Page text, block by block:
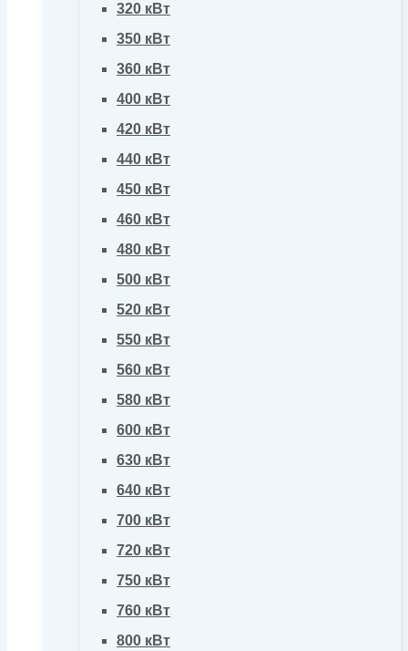
320 кВт
350 кВт
360 кВт
400 кВт
420 кВт
440 кВт
450 кВт
460 кВт
480 кВт
500 кВт
520 кВт
550 кВт
560 кВт
580 кВт
600 кВт
630 кВт
640 кВт
700 кВт
720 кВт
750 кВт
760 кВт
800 кВт